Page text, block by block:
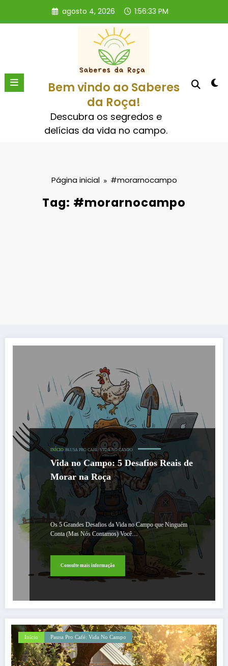
o
agosto 4, 2026 1:56:33 PM
Bem vindo ao Saberes
da Roça!
Descubra os segredos e
delícias da vida no campo.
Página inicial #morarnocampo
Tag: #morarnocampo
INÍCIO PAUSA PRO CAFÉ: VIDA NO CAMPO
Vida no Campo: 5 Desafios Reais de
Morar na Roça
Os 5 Grandes Desafios da Vida no Campo que Ninguém
Conta (Mas Nós Contamos) Você…
Consulte mais informação
Início Pausa Pro Café: Vida No Campo